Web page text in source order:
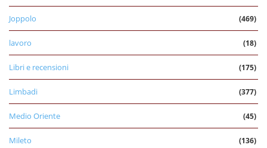
Joppolo (469)
lavoro (18)
Libri e recensioni (175)
Limbadi (377)
Medio Oriente (45)
Mileto (136)